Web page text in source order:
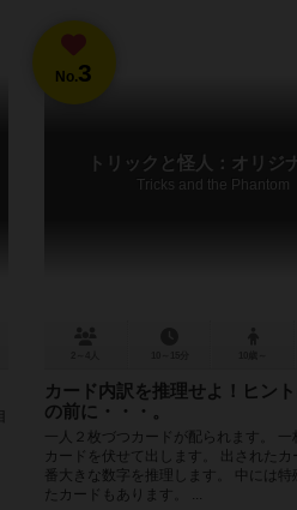
No.3
トリックと怪人：オリジ
Tricks and the Phantom
カード内訳を推理せよ！ヒント
の前に・・・。
一人２枚づつカードが配られます。 一
カードを伏せて出します。 出されたカ
番大きな数字を推理します。 中には特
たカードもあります。 ...